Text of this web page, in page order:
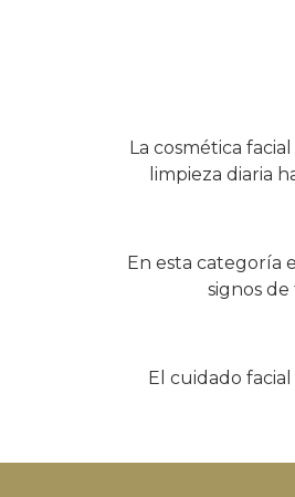
La cosmética
limpieza diaria
En esta categoría
signos
El cuidado